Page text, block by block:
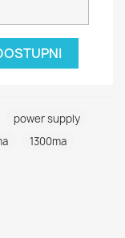
power supply
1300ma